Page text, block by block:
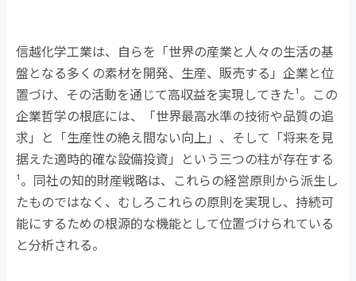
信越化学工業は、自らを「世界の産業と人々の生活の基
盤となる多くの素材を開発、生産、販売する」企業と位
置づけ、その活動を通じて高収益を実現してきた¹。この
企業哲学の根底には、「世界最高水準の技術や品質の追
求」と「生産性の絶え間ない向上」、そして「将来を見
据えた適時的確な設備投資」という三つの柱が存在する
¹。同社の知的財産戦略は、これらの経営原則から派生し
たものではなく、むしろこれらの原則を実現し、持続可
能にするための根源的な機能として位置づけられている
と分析される。